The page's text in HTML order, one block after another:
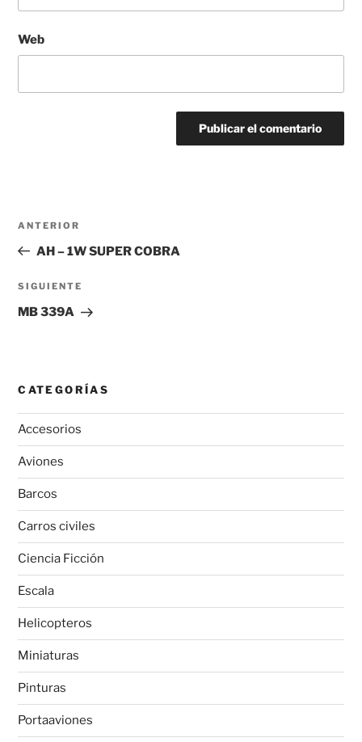
Web
entradas
Entrada
anterior:
ANTERIOR
AH – 1W SUPER COBRA
Siguiente
entrada
SIGUIENTE
MB 339A
CATEGORÍAS
Accesorios
Aviones
Barcos
Carros civiles
Ciencia Ficción
Escala
Helicopteros
Miniaturas
Pinturas
Portaaviones